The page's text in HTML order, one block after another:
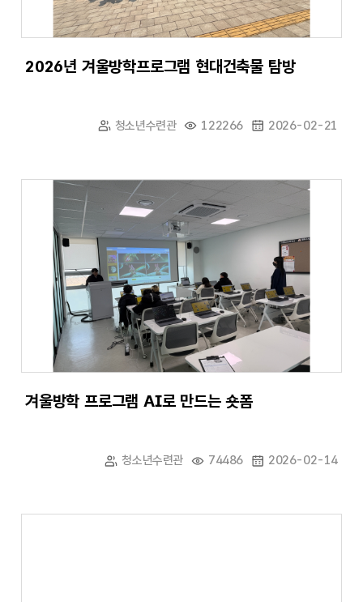
2026년 겨울방학프로그램 현대건축물 탐방
청소년수련관 122266 2026-02-21
겨울방학 프로그램 AI로 만드는 숏폼
청소년수련관 74486 2026-02-14